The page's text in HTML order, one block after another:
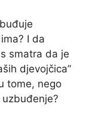
I da
smatra da je
djevojčica”
tome, nego